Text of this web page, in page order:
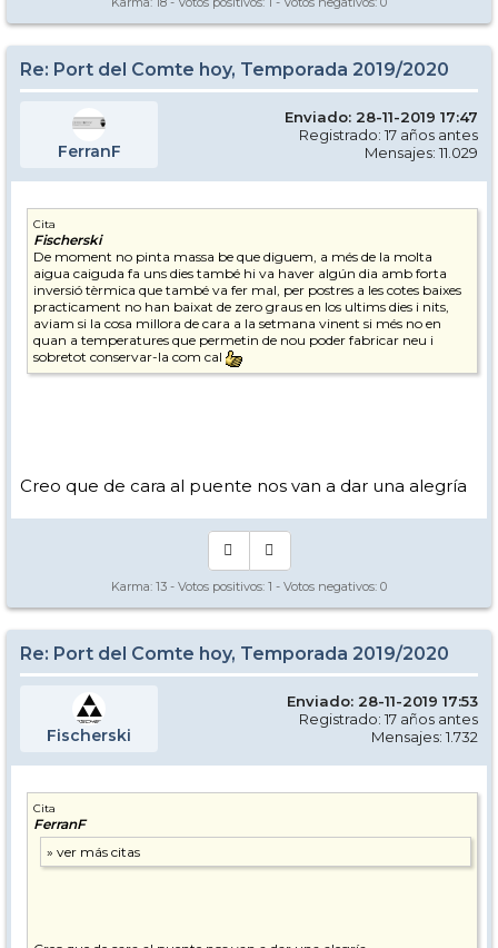
Re: Port del Comte hoy, Temporada 2019/2020
FerranF
Enviado: 28-11-2019 17:47
Registrado: 17 años antes
Mensajes: 11.029
Cita
Fischerski
De moment no pinta massa be que diguem, a més de la molta
aigua caiguda fa uns dies també hi va haver algún dia amb forta
inversió tèrmica que també va fer mal, per postres a les cotes baixes
practicament no han baixat de zero graus en los ultims dies i nits,
aviam si la cosa millora de cara a la setmana vinent si més no en
quan a temperatures que permetin de nou poder fabricar neu i
sobretot conservar-la com cal
Creo que de cara al puente nos van a dar una alegría
Karma: 13 - Votos positivos: 1 - Votos negativos: 0
Re: Port del Comte hoy, Temporada 2019/2020
Fischerski
Enviado: 28-11-2019 17:53
Registrado: 17 años antes
Mensajes: 1.732
Cita
FerranF